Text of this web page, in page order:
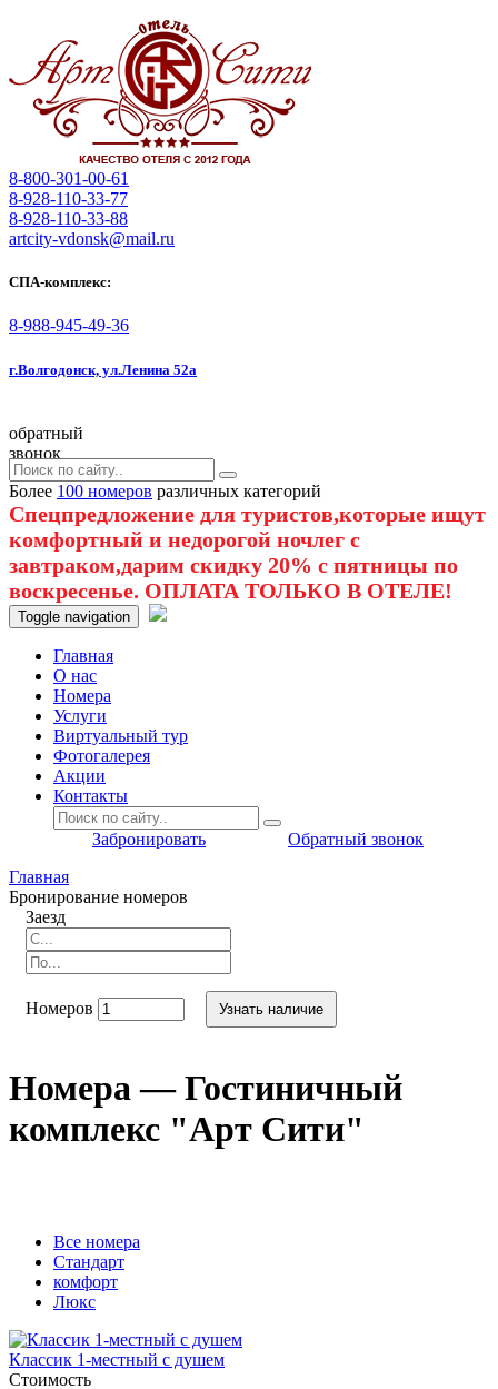
8-800-301-00-61
8-928-110-33-77
8-928-110-33-88
artcity-vdonsk@mail.ru
СПА-комплекс:
8-988-945-49-36
г.Волгодонск, ул.Ленина 52а
обратный
звонок
Более 100 номеров различных категорий
Спецпредложение для туристов,которые ищут
комфортный и недорогой ночлег с
завтраком,дарим скидку 20% с пятницы по
воскресенье. ОПЛАТА ТОЛЬКО В ОТЕЛЕ!
Toggle navigation
Главная
O нас
Номера
Услуги
Виртуальный тур
Фотогалерея
Акции
Контакты
Забронировать
Обратный звонок
Главная
Бронирование номеров
Заезд
Номеров Узнать наличие
Номера — Гостиничный
комплекс "Арт Сити"
Вcе номера
Стандарт
комфорт
Люкс
Классик 1-местный с душем
Стоимость